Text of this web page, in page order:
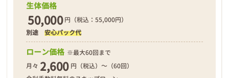
❮ ❯
生体価格
50,000 円（税込：55,000円）
別途安心パック代
ローン価格 ※最大60回まで
月々 2,600 円（税込）～（60回）